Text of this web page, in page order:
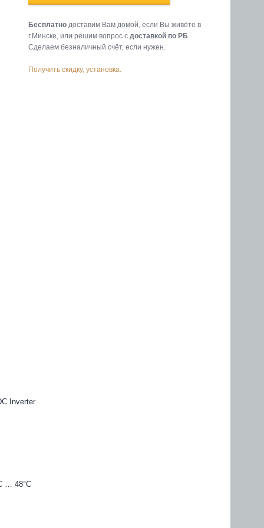
Бесплатнодоставим Вам домой, если Вы живёте в
г.Минске, или решим вопрос с доставкой по РБ.
Cделаем безналичный счёт, если нужен.
Получить скидку, установка.
Inverter
… 48°C